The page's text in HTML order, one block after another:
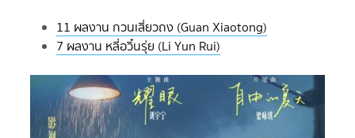
11 ผลงาน กวนเสี่ยวถง (Guan Xiaotong)
7 ผลงาน หลี่อวิ๋นรุ่ย (Li Yun Rui)